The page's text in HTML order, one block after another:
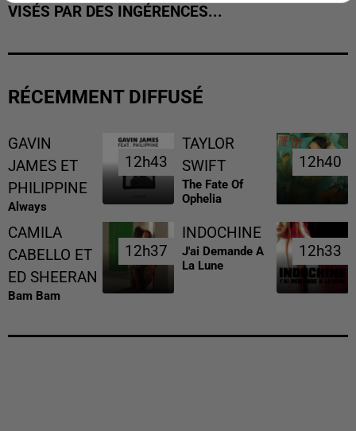
VISÉS PAR DES INGÉRENCES...
RÉCEMMENT DIFFUSÉ
GAVIN
JAMES ET
PHILIPPINE
Always
12h43
12h43
TAYLOR
SWIFT
The Fate Of
Ophelia
12h40
12h40
CAMILA
CABELLO ET
ED SHEERAN
Bam Bam
12h37
12h37
INDOCHINE
J'ai Demande A
La Lune
12h33
12h33